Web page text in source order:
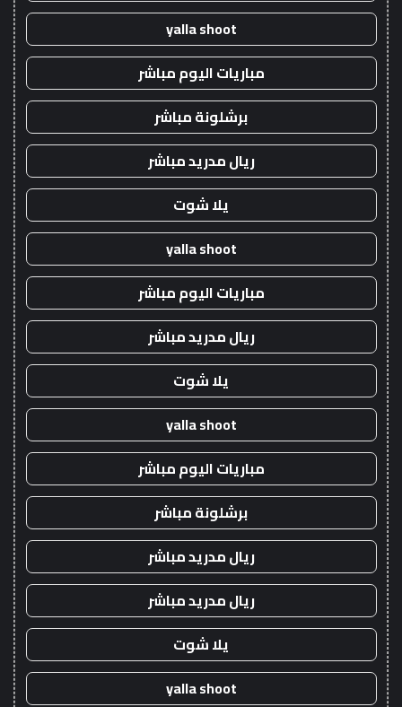
yalla shoot
مباريات اليوم مباشر
برشلونة مباشر
ريال مدريد مباشر
يلا شوت
yalla shoot
مباريات اليوم مباشر
ريال مدريد مباشر
يلا شوت
yalla shoot
مباريات اليوم مباشر
برشلونة مباشر
ريال مدريد مباشر
ريال مدريد مباشر
يلا شوت
yalla shoot